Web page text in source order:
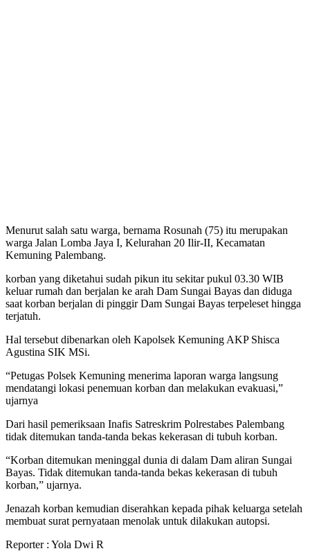
Menurut salah satu warga, bernama Rosunah (75) itu merupakan
warga Jalan Lomba Jaya I, Kelurahan 20 Ilir-II, Kecamatan
Kemuning Palembang.
korban yang diketahui sudah pikun itu sekitar pukul 03.30 WIB
keluar rumah dan berjalan ke arah Dam Sungai Bayas dan diduga
saat korban berjalan di pinggir Dam Sungai Bayas terpeleset hingga
terjatuh.
Hal tersebut dibenarkan oleh Kapolsek Kemuning AKP Shisca
Agustina SIK MSi.
“Petugas Polsek Kemuning menerima laporan warga langsung
mendatangi lokasi penemuan korban dan melakukan evakuasi,”
ujarnya
Dari hasil pemeriksaan Inafis Satreskrim Polrestabes Palembang
tidak ditemukan tanda-tanda bekas kekerasan di tubuh korban.
“Korban ditemukan meninggal dunia di dalam Dam aliran Sungai
Bayas. Tidak ditemukan tanda-tanda bekas kekerasan di tubuh
korban,” ujarnya.
Jenazah korban kemudian diserahkan kepada pihak keluarga setelah
membuat surat pernyataan menolak untuk dilakukan autopsi.
Reporter : Yola Dwi R